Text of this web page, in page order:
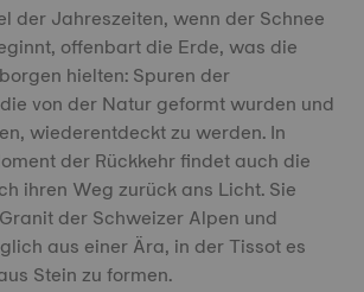
der Jahreszeiten, wenn der Schnee
offenbart die Erde, was die
hielten: Spuren der
von der Natur geformt wurden und
wiederentdeckt zu werden. In
der Rückkehr findet auch die
ihren Weg zurück ans Licht. Sie
der Schweizer Alpen und
aus einer Ära, in der Tissot es
Stein zu formen.